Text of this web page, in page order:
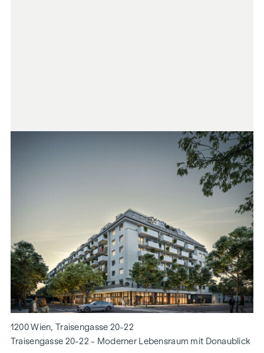
1200 Wien, Traisengasse 20-22
Traisengasse 20-22 - Moderner Lebensraum mit Donaublick